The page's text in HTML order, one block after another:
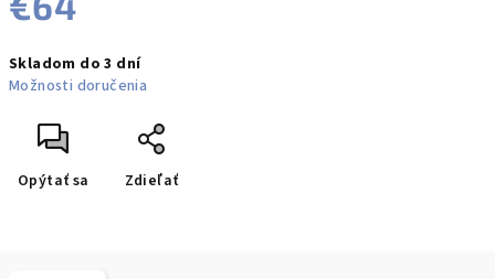
cena:
Skladom do 3 dní
Možnosti doručenia
Opýtať sa Zdieľať